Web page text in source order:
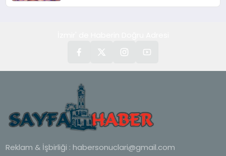
Reklam & İşbirliği : habersonuclari@gmail.com